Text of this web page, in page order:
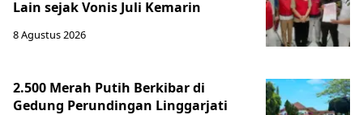
Lain sejak Vonis Juli Kemarin
8 Agustus 2026
2.500 Merah Putih Berkibar di
Gedung Perundingan Linggarjati